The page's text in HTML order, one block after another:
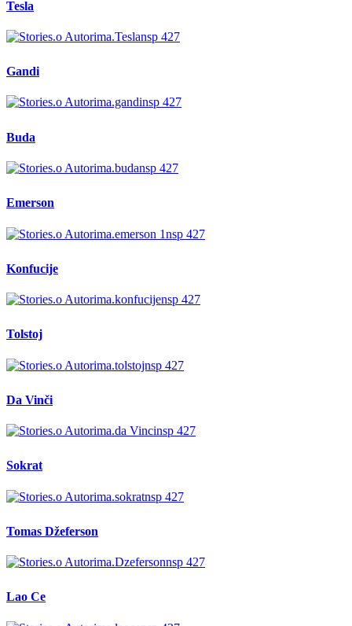
Tesla
Gandi
Buda
Emerson
Konfucije
Tolstoj
Da Vinči
Sokrat
Tomas Džeferson
Lao Ce